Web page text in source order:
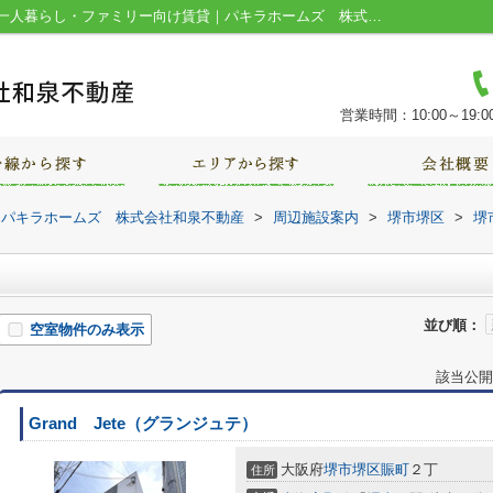
堺市立安井小学校周辺の物件一覧｜堺市の一人暮らし・ファミリー向け賃貸｜パキラホームズ 株式会社和泉不動産
営業時間：10:00～
キラホームズ 株式会社和泉不動産 > 周辺施設案内 > 堺市堺区 > 堺
並び順：
空室物件のみ表示
該当公
Grand Jete（グランジュテ）
住所 大阪府堺市堺区賑町 ２丁